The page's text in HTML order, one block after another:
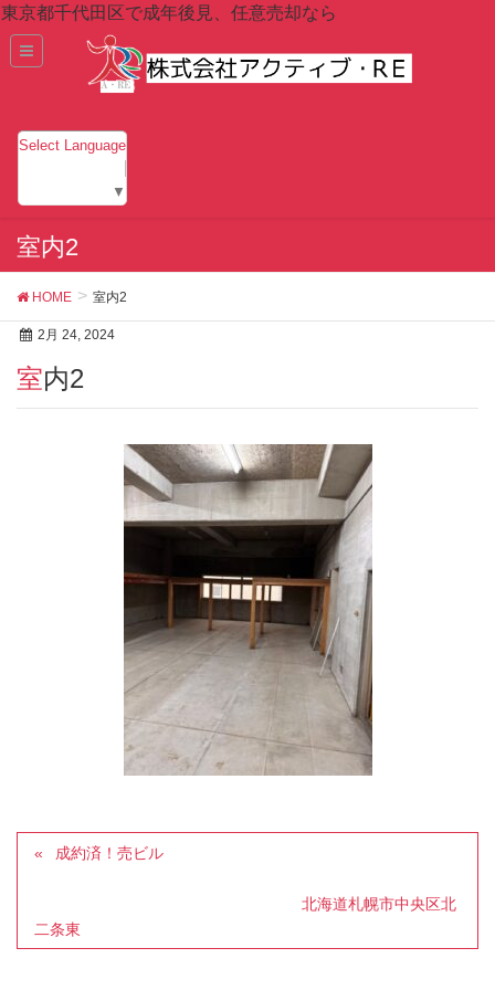
東京都千代田区で成年後見、任意売却なら
Select Language
▼
室内2
HOME 室内2
2月 24, 2024
室内2
成約済！売ビル
北海道札幌市中央区北
二条東